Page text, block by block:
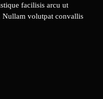
facilisis arcu ut
Nullam volutpat convallis